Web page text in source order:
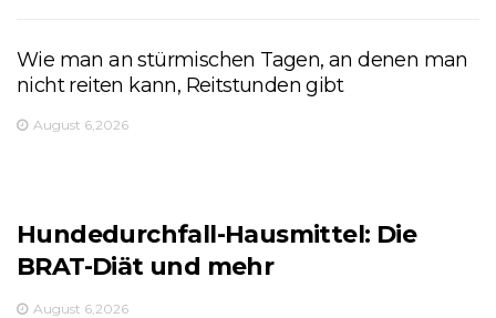
Wie man an stürmischen Tagen, an denen man
nicht reiten kann, Reitstunden gibt
August 6,2026
Hundedurchfall-Hausmittel: Die
BRAT-Diät und mehr
August 6,2026